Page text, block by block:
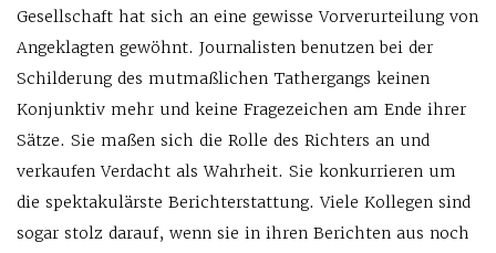
Gesellschaft hat sich an eine gewisse Vorverurteilung von
Angeklagten gewöhnt. Journalisten benutzen bei der
Schilderung des mutmaßlichen Tathergangs keinen
Konjunktiv mehr und keine Fragezeichen am Ende ihrer
Sätze. Sie maßen sich die Rolle des Richters an und
verkaufen Verdacht als Wahrheit. Sie konkurrieren um
die spektakulärste Berichterstattung. Viele Kollegen sind
sogar stolz darauf, wenn sie in ihren Berichten aus noch